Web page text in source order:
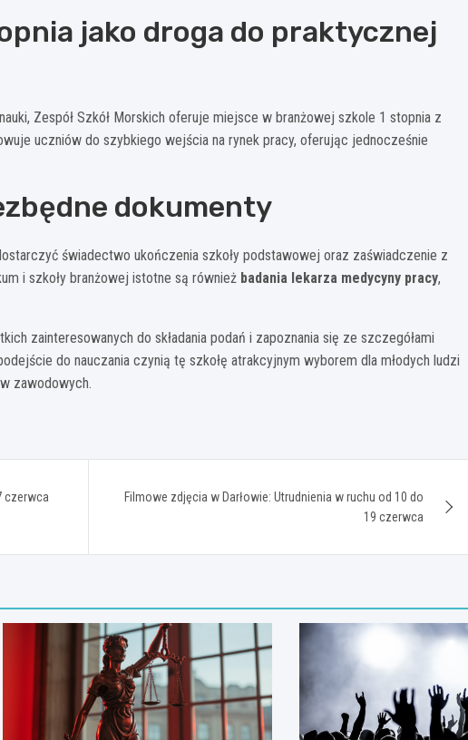
jako droga do praktycznej
Zespół Szkół Morskich oferuje miejsce w branżowej szkole 1 stopnia z
uczniów do szybkiego wejścia na rynek pracy, oferując jednocześnie
dokumenty
świadectwo ukończenia szkoły podstawowej oraz zaświadczenie z
i szkoły branżowej istotne są również badania lekarza medycyny pracy,
zainteresowanych do składania podań i zapoznania się ze szczegółami
do nauczania czynią tę szkołę atrakcyjnym wyborem dla młodych ludzi
zawodowych.
czerwca
Filmowe zdjęcia w Darłowie: Utrudnienia w ruchu od 10 do
19 czerwca